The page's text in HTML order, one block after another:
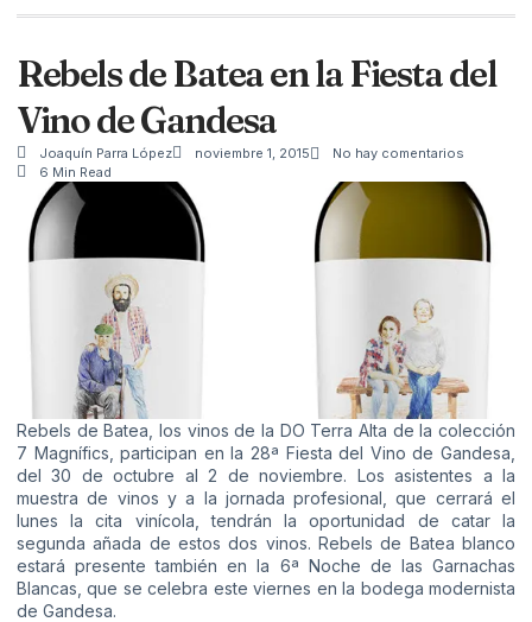
Rebels de Batea en la Fiesta del
Vino de Gandesa
Joaquín Parra López noviembre 1, 2015
No hay comentarios
6 Min Read
Rebels de Batea, los vinos de la DO Terra Alta de la colección
7 Magnífics, participan en la 28ª Fiesta del Vino de Gandesa,
del 30 de octubre al 2 de noviembre. Los asistentes a la
muestra de vinos y a la jornada profesional, que cerrará el
lunes la cita vinícola, tendrán la oportunidad de catar la
segunda añada de estos dos vinos. Rebels de Batea blanco
estará presente también en la 6ª Noche de las Garnachas
Blancas, que se celebra este viernes en la bodega modernista
de Gandesa.